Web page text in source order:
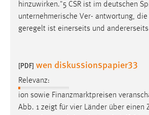
hinzuwirken."5 CSR ist im deutschen
unternehmerische Ver- antwortung,
geregelt ist einerseits und andererseits
[PDF] wen diskussionspapier33
Relevanz:
ion sowie Finanzmarktpreisen
Abb. 1 zeigt für vier Länder über einen